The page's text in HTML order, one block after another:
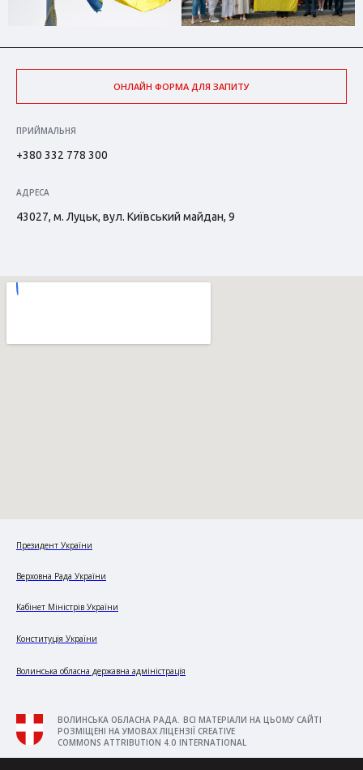
ОНЛАЙН ФОРМА ДЛЯ ЗАПИТУ
ПРИЙМАЛЬНЯ
+380 332 778 300
АДРЕСА
43027, м. Луцьк, вул. Київський майдан, 9
Президент України
Верховна Рада України
Кабінет Міністрів України
Конституція України
Волинська обласна державна адміністрація
ВОЛИНСЬКА ОБЛАСНА РАДА. ВСІ МАТЕРІАЛИ НА ЦЬОМУ САЙТІ
РОЗМІЩЕНІ НА УМОВАХ ЛІЦЕНЗІЇ CREATIVE
COMMONS ATTRIBUTION 4.0 INTERNATIONAL